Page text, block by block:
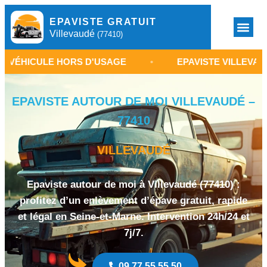
EPAVISTE GRATUIT
Villevaudé (77410)
HORS D'USAGE • EPAVISTE VILLEVAUDÉ 77410
EPAVISTE AUTOUR DE MOI VILLEVAUDÉ –
77410
VILLEVAUDÉ
Epaviste autour de moi à Villevaudé (77410) :
profitez d’un enlèvement d’épave gratuit, rapide
et légal en Seine-et-Marne. Intervention 24h/24 et
7j/7.